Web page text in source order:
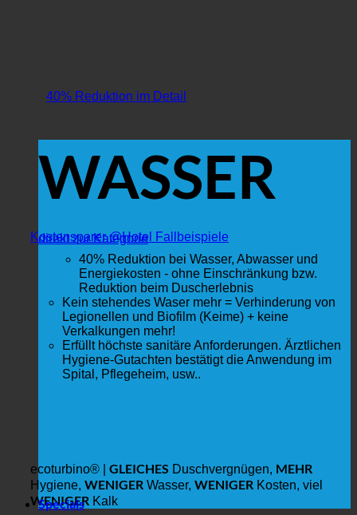
40% Reduktion im Detail
WASSER
direkt zur Kategorie
Kostensparer @Hotel Fallbeispiele
40% Reduktion bei Wasser, Abwasser und
Energiekosten - ohne Einschränkung bzw.
Reduktion beim Duscherlebnis
Kein stehendes Waser mehr = Verhinderung von
Legionellen und Biofilm (Keime) + keine
Verkalkungen mehr!
Erfüllt höchste sanitäre Anforderungen. Ärztlichen
Hygiene-Gutachten bestätigt die Anwendung im
Spital, Pflegeheim, usw..
ecoturbino® | GLEICHES Duschvergnügen, MEHR
Hygiene, WENIGER Wasser, WENIGER Kosten, viel
WENIGER Kalk
Specials